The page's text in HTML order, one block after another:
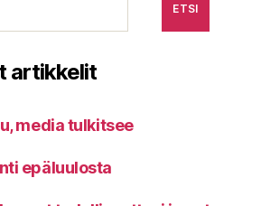
ETSI
artikkelit
media tulkitsee
epäluulosta